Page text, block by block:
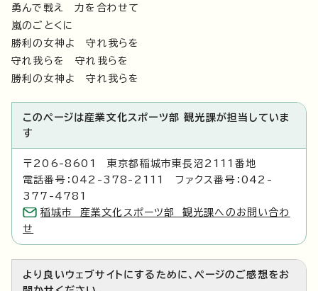
勇んで戦え 力を合わせて
嵐のごとくに
勝利の女神よ 守れ我らを
守れ我らを 守れ我らを
勝利の女神よ 守れ我らを
このページは産業文化スポーツ部 観光課が担当していま
す
〒206-8601 東京都稲城市東長沼2111番地
電話番号：042-378-2111 ファクス番号：042-
377-4781
稲城市 産業文化スポーツ部 観光課へのお問い合わ
せ
より良いウェブサイトにするために、ページのご感想をお